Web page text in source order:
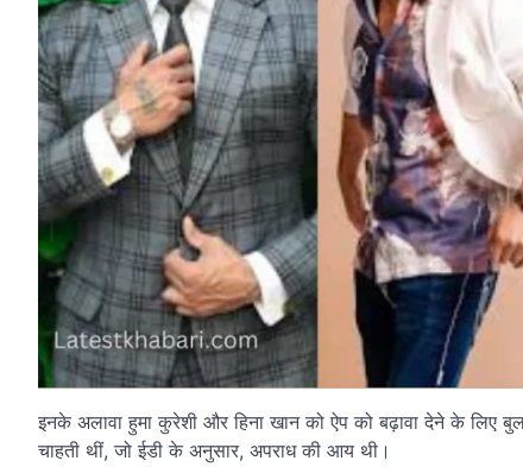
इनके अलावा हुमा कुरेशी और हिना खान को ऐप को बढ़ावा देने के लिए
चाहती थीं, जो ईडी के अनुसार, अपराध की आय थी।